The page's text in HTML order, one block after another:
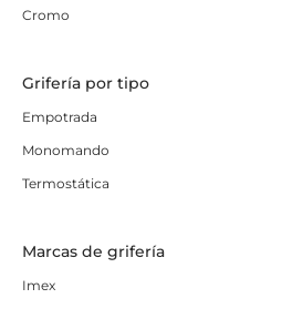
Cromo
Grifería por tipo
Empotrada
Monomando
Termostática
Marcas de grifería
Imex